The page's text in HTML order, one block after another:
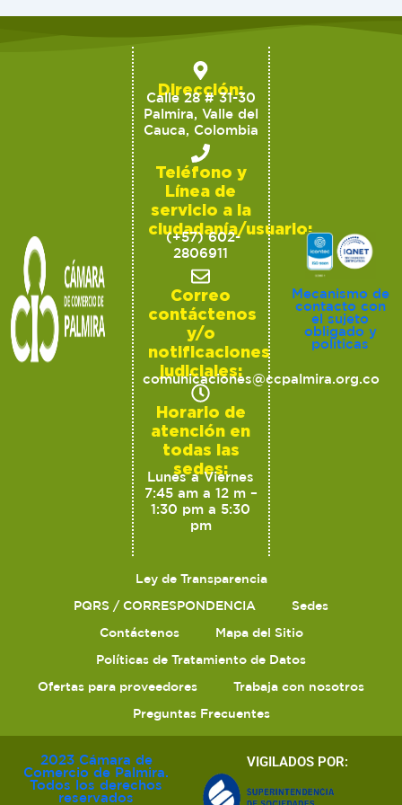
Dirección:
Calle 28 # 31-30
Palmira, Valle del
Cauca, Colombia
Teléfono y
Línea de
servicio a la
ciudadanía/usuario:
(+57) 602-
2806911
Correo
contáctenos
y/o
notificaciones
judiciales:
comunicaciones@ccpalmira.org.co
Horario de
atención en
todas las
sedes:
Lunes a Viernes
7:45 am a 12 m –
1:30 pm a 5:30
pm
Mecanismo de
contacto con
el sujeto
obligado y
políticas
Ley de Transparencia
PQRS / CORRESPONDENCIA
Sedes
Contáctenos
Mapa del Sitio
Políticas de Tratamiento de Datos
Ofertas para proveedores
Trabaja con nosotros
Preguntas Frecuentes
2023 Cámara de
Comercio de Palmira.
Todos los derechos
reservados
VIGILADOS POR: